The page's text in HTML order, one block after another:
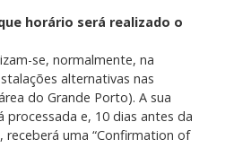
horário será realizado o
se, normalmente, na
alternativas nas
do Grande Porto). A sua
processada e, 10 dias antes da
uma “Confirmation of